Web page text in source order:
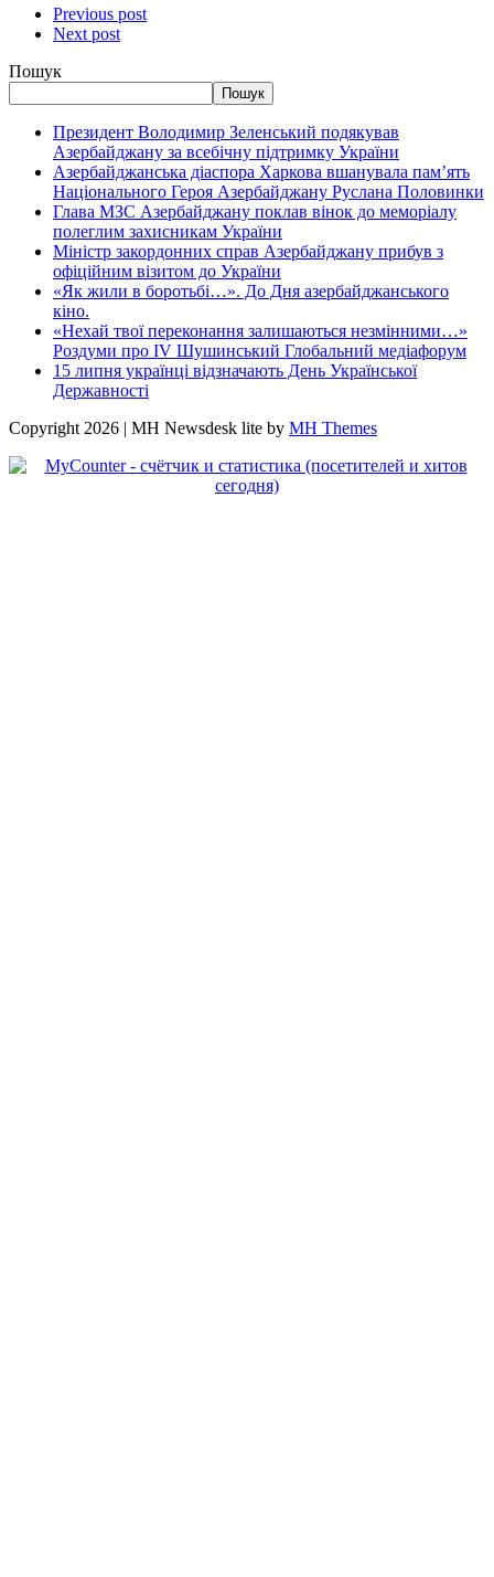
Previous post
Next post
Пошук
Пошук
Президент Володимир Зеленський подякував
Азербайджану за всебічну підтримку України
Азербайджанська діаспора Харкова вшанувала пам’ять
Національного Героя Азербайджану Руслана Половинки
Глава МЗС Азербайджану поклав вінок до меморіалу
полеглим захисникам України
Міністр закордонних справ Азербайджану прибув з
офіційним візитом до України
«Як жили в боротьбі…». До Дня азербайджанського
кіно.
«Нехай твої переконання залишаються незмінними…»
Роздуми про IV Шушинський Глобальний медіафорум
15 липня українці відзначають День Української
Державності
Copyright 2026 | MH Newsdesk lite by MH Themes